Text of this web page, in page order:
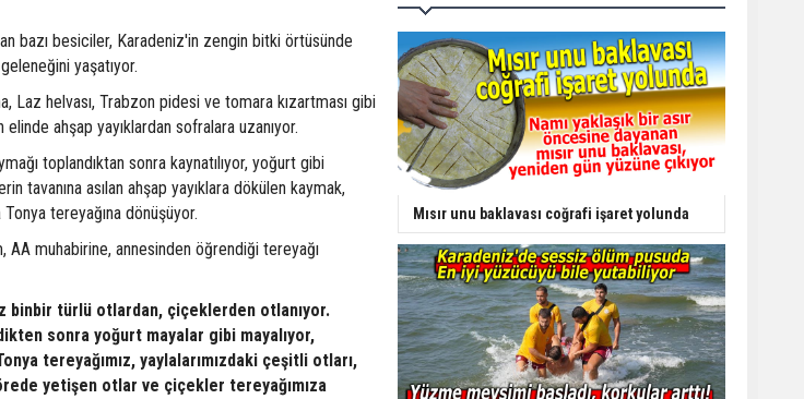
bazı besiciler, Karadeniz'in zengin bitki örtüsünde
yaşatıyor.
Laz helvası, Trabzon pidesi ve tomara kızartması gibi
ahşap yayıklardan sofralara uzanıyor.
toplandıktan sonra kaynatılıyor, yoğurt gibi
tavanına asılan ahşap yayıklara dökülen kaymak,
tereyağına dönüşüyor.
AA muhabirine, annesinden öğrendiği tereyağı
binbir türlü otlardan, çiçeklerden otlanıyor.
sonra yoğurt mayalar gibi mayalıyor,
tereyağımız, yaylalarımızdaki çeşitli otları,
yetişen otlar ve çiçekler tereyağımıza
Mısır unu baklavası coğrafi işaret yolunda